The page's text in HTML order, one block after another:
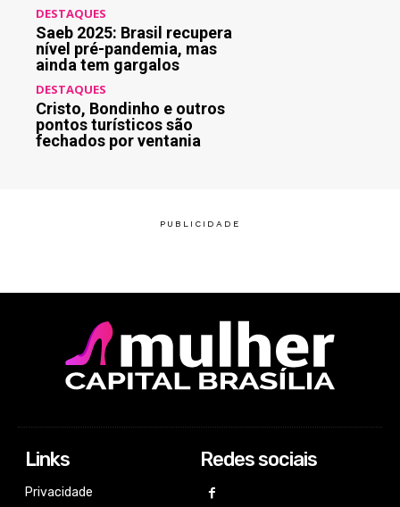
DESTAQUES
Saeb 2025: Brasil recupera
nível pré-pandemia, mas
ainda tem gargalos
DESTAQUES
Cristo, Bondinho e outros
pontos turísticos são
fechados por ventania
Links
Privacidade
Redes sociais